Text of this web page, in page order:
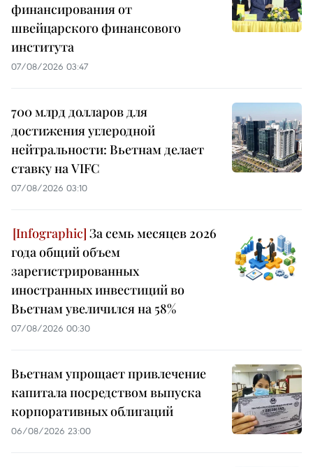
финансирования от
швейцарского финансового
института
07/08/2026 03:47
700 млрд долларов для
достижения углеродной
нейтральности: Вьетнам делает
ставку на VIFC
07/08/2026 03:10
За семь месяцев 2026
года общий объем
зарегистрированных
иностранных инвестиций во
Вьетнам увеличился на 58%
07/08/2026 00:30
Вьетнам упрощает привлечение
капитала посредством выпуска
корпоративных облигаций
06/08/2026 23:00